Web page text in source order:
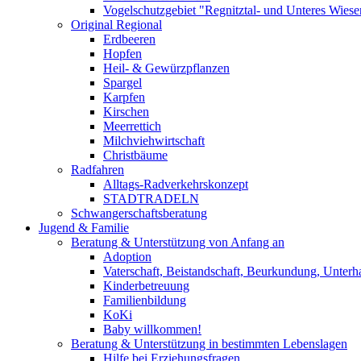
Vogelschutzgebiet "Regnitztal- und Unteres
Original Regional
Erdbeeren
Hopfen
Heil- & Gewürzpflanzen
Spargel
Karpfen
Kirschen
Meerrettich
Milchviehwirtschaft
Christbäume
Radfahren
Alltags-Radverkehrskonzept
STADTRADELN
Schwangerschaftsberatung
Jugend & Familie
Beratung & Unterstützung von Anfang an
Adoption
Vaterschaft, Beistandschaft, Beurkundung,
Kinderbetreuung
Familienbildung
KoKi
Baby willkommen!
Beratung & Unterstützung in bestimmten Lebenslagen
Hilfe bei Erziehungsfragen